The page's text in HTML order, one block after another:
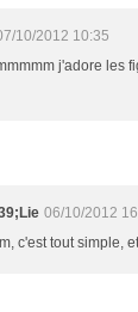
10/2012 10:35
j'adore les
06/10/2012
c'est tout simple,